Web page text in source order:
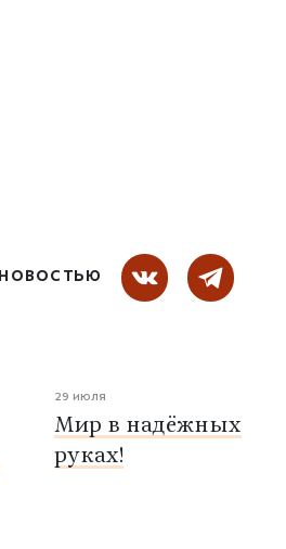
29 июля
Мир в надёжных
руках!